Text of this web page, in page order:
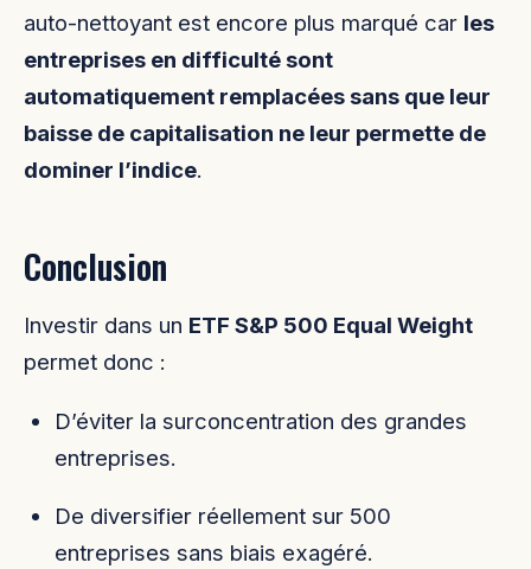
auto-nettoyant est encore plus marqué car les
entreprises en difficulté sont
automatiquement remplacées sans que leur
baisse de capitalisation ne leur permette de
dominer l’indice.
Conclusion
Investir dans un ETF S&P 500 Equal Weight
permet donc :
D’éviter la surconcentration des grandes
entreprises.
De diversifier réellement sur 500
entreprises sans biais exagéré.